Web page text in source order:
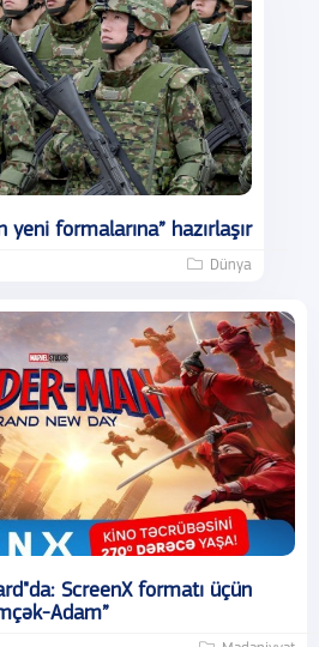
formalarına” hazırlaşır
Dünya
ScreenX formatı üçün
Adam”